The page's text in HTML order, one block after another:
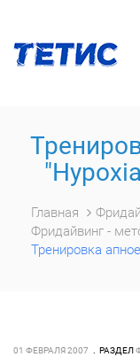
Главная
Фридайвинг -
Тренировка
01 ФЕВРАЛЯ 2007 РАЗДЕЛ